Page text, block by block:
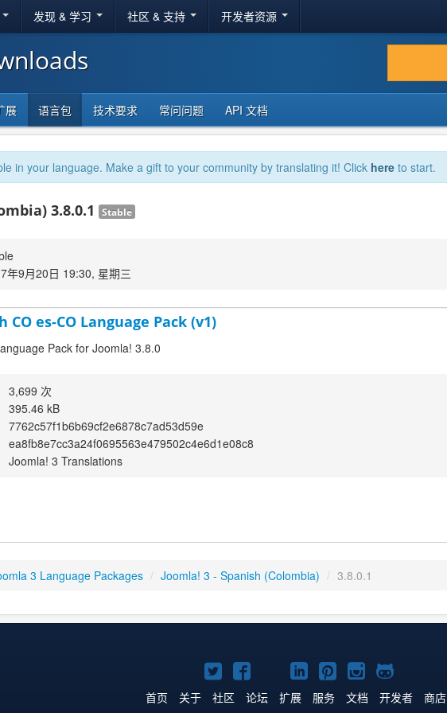
发现 & 学习 社区 & 支持 开发者资源
展 语言包 技术要求 常问问题 API 文档
in your language. Make a gift to your community by translating it! Click here to start.
3.8.0.1 Stable
年9月20日 19:30, 星期三
CO es-CO Language Pack (v1)
Pack for Joomla! 3.8.0
3,699 次
395.46 kB
7762c57f1b6b69cf2e6878c7ad53d59e
ea8fb8e7cc3a24f0695563e479502c4e6d1e08c8
Joomla! 3 Translations
3 Language Packages / Joomla! 3 - Spanish (Colombia) / 3.8.0.1
Twitter
主
Facebook
主
YouTube
主
LinkedIn
主
Pinterest
主
Instagram
主
GitHub
主
首页 关于 社区 论坛 扩展 服务 文档 开发者 商店